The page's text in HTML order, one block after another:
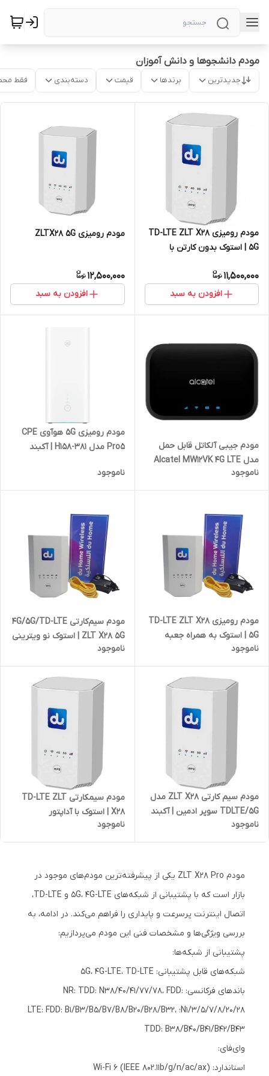
مودم دانشجوها و دانش آموزان
جدیدترین برندها قیمت دسته‌بندی فقط
مودم رومیزی TD-LTE ZLT X28
5G | استوک بدون کارتن با
11,500,000
افزودن به سبد
مودم رومیزی ZLTX28 5G
12,500,000
افزودن به سبد
مودم جیبی آلکاتل قابل حمل
مدل Alcatel MW12VK 4G LTE
Cat12/آکبند
ناموجود
مودم رومیزی 5G هوآوی CPE
Pro5 مدل H158-381 | آکبند
ناموجود
مودم رومیزی TD-LTE ZLT X28
5G | استوک به همراه جعبه
آداپتور و کابل LAN
ناموجود
مودم سیم‌کارتی 4G/5G/TD-LTE
ZLT X28 5G | استوک نو ویترینی
+ جعبه آداپتور و کابل LAN
ناموجود
مودم سیم کارتی ZLT X28 مدل
TDLTE/5G سوپر ادمین | آکبند
ناموجود
مودم سیمکارتی TD-LTE ZLT
X28 | استوک با آداپتور
ناموجود
مودم ZLT X28 Pro یکی از پیشرفته‌ترین مودم‌های موجود در
بازار است که با پشتیبانی از شبکه‌های 5G، 4G-LTE و TD-LTE،
اتصال اینترنت پرسرعت و پایداری را فراهم می‌کند. در ادامه، به
بررسی ویژگی‌ها و مشخصات فنی این مودم می‌پردازیم:
پشتیبانی از شبکه‌ها:
شبکه‌های قابل پشتیبانی: 5G، 4G-LTE، TD-LTE
باندهای فرکانسی: NR: TDD: N38/40/41/77/78، FDD:
N1/3/5/7/8/20/28؛ LTE: FDD: B1/B3/B5/B7/B8/B20/B28/B32،
TDD: B38/B40/B41/B42/B43
وای‌فای:
استاندارد: Wi-Fi 6 (IEEE 802.11b/g/n/ac/ax)